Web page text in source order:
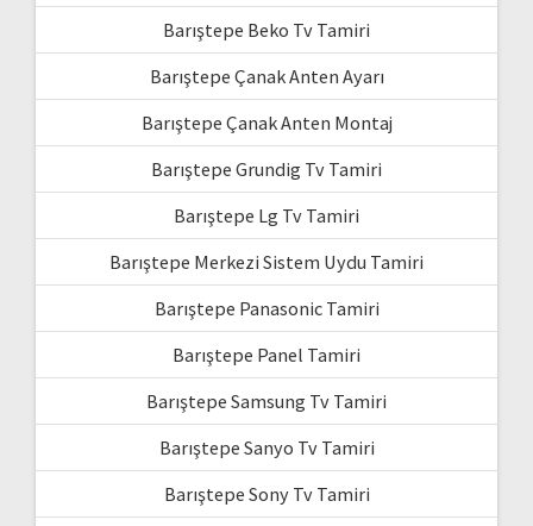
Barıştepe Beko Tv Tamiri
Barıştepe Çanak Anten Ayarı
Barıştepe Çanak Anten Montaj
Barıştepe Grundig Tv Tamiri
Barıştepe Lg Tv Tamiri
Barıştepe Merkezi Sistem Uydu Tamiri
Barıştepe Panasonic Tamiri
Barıştepe Panel Tamiri
Barıştepe Samsung Tv Tamiri
Barıştepe Sanyo Tv Tamiri
Barıştepe Sony Tv Tamiri